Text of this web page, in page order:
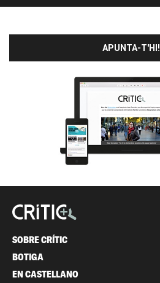
APUNTA-T'HI!
SOBRE CRÍTIC
BOTIGA
EN CASTELLANO